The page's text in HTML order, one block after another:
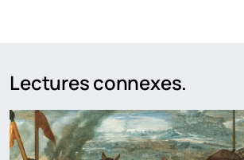
Lectures connexes.